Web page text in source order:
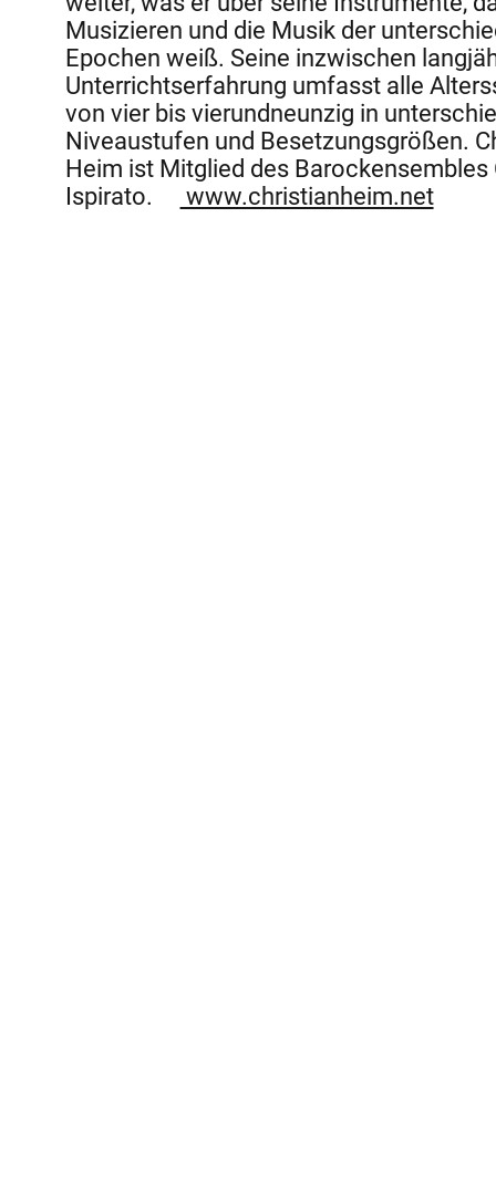
Musizieren und die Musik der
Epochen weiß. Seine inzwischen
Unterrichtserfahrung umfasst alle
von vier bis vierundneunzig in
Niveaustufen und Besetzungsgrößen.
Heim ist Mitglied des
Ispirato.
www.christianheim.net